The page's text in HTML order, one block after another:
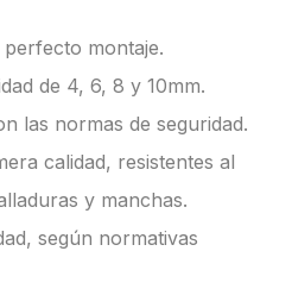
montaje.
de 4, 6, 8 y 10mm.
las normas de seguridad.
calidad, resistentes al
y manchas.
según normativas